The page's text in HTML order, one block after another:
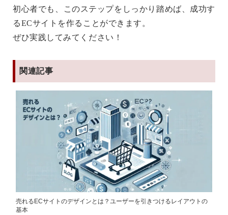
初心者でも、このステップをしっかり踏めば、成功す
るECサイトを作ることができます。
ぜひ実践してみてください！
関連記事
売れるECサイトのデザインとは？ユーザーを引きつけるレイアウトの
基本